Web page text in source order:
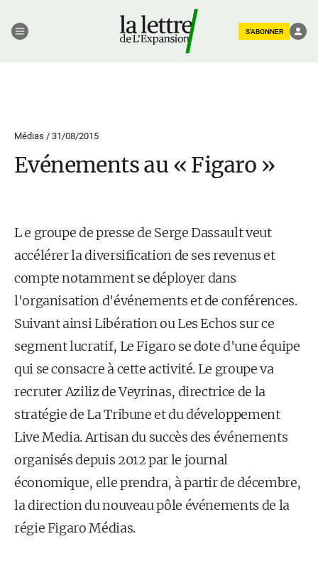
S'ABONNER
Médias / 31/08/2015
Evénements au « Figaro »
L e groupe de presse de Serge Dassault veut
accélérer la diversification de ses revenus et
compte notamment se déployer dans
l'organisation d'événements et de conférences.
Suivant ainsi Libération ou Les Echos sur ce
segment lucratif, Le Figaro se dote d'une équipe
qui se consacre à cette activité. Le groupe va
recruter Aziliz de Veyrinas, directrice de la
stratégie de La Tribune et du développement
Live Media. Artisan du succès des événements
organisés depuis 2012 par le journal
économique, elle prendra, à partir de décembre,
la direction du nouveau pôle événements de la
régie Figaro Médias.